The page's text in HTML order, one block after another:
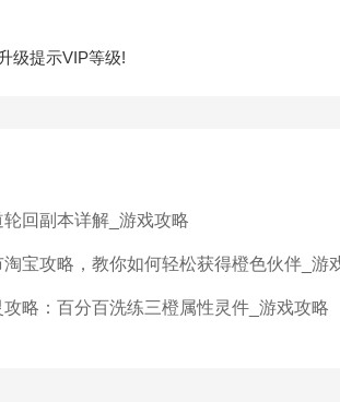
提示VIP等级!
轮回副本详解_游戏攻略
淘宝攻略，教你如何轻松获得橙色伙伴_游
攻略：百分百洗练三橙属性灵件_游戏攻略